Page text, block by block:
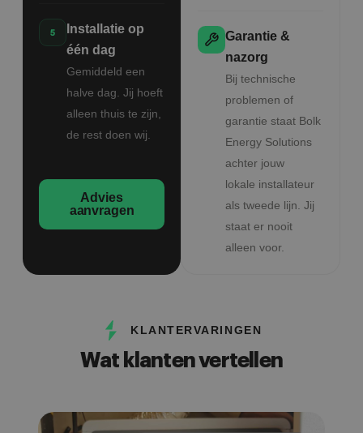
Installatie op
één dag
Gemiddeld een
halve dag. Jij hoeft
alleen thuis te zijn,
de rest doen wij.
Advies
aanvragen
Garantie &
nazorg
Bij technische
problemen of
garantie staat Bolk
Energy Solutions
achter jouw
lokale installateur
als tweede lijn. Jij
staat er nooit
alleen voor.
KLANTERVARINGEN
Wat klanten vertellen